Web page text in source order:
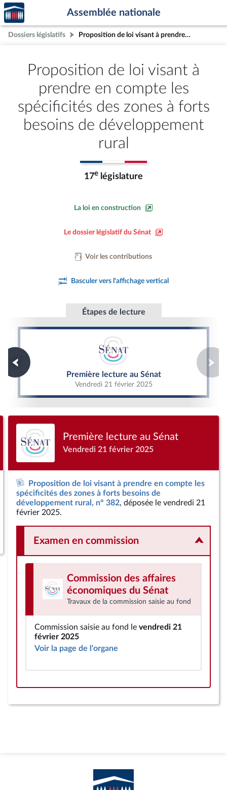
Aller au contenu
Aller en bas de la page
Accèder
à la
page
d'accueil
Assemblée nationale
Dossiers législatifs Proposition de loi visant à prendre en compte les spécificités des zones à forts besoins de développement rural
Proposition de loi visant à
prendre en compte les
spécificités des zones à forts
besoins de développement
rural
17e législature
La loi en construction
Le dossier législatif du Sénat
Voir les contributions
Basculer vers l'affichage vertical
Étapes de lecture
Première lecture au Sénat
Vendredi 21 février 2025
Première lecture au Sénat
Première lecture au Sénat
Vendredi 21 février 2025
Proposition de loi visant à prendre en compte les
spécificités des zones à forts besoins de
développement rural, n° 382, déposée le vendredi 21
février 2025.
Examen en commission
Commission des affaires
économiques du Sénat
Travaux de la commission saisie au fond
Commission saisie au fond le vendredi 21
février 2025
Voir la page de l'organe